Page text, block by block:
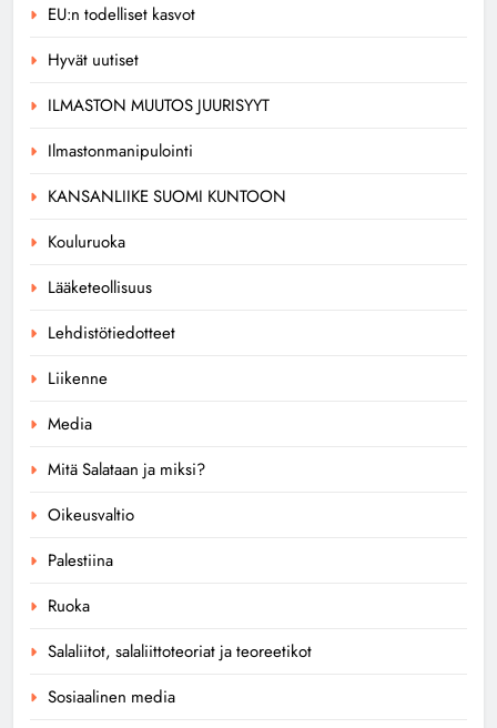
EU:n todelliset kasvot
Hyvät uutiset
ILMASTON MUUTOS JUURISYYT
Ilmastonmanipulointi
KANSANLIIKE SUOMI KUNTOON
Kouluruoka
Lääketeollisuus
Lehdistötiedotteet
Liikenne
Media
Mitä Salataan ja miksi?
Oikeusvaltio
Palestiina
Ruoka
Salaliitot, salaliittoteoriat ja teoreetikot
Sosiaalinen media